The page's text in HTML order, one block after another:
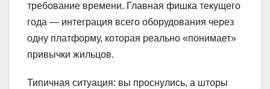
требование времени. Главная фишка текущего
года — интеграция всего оборудования через
одну платформу, которая реально «понимает»
привычки жильцов.
Типичная ситуация: вы проснулись, а шторы